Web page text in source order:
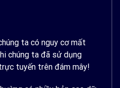
ta có nguy cơ mất
chúng ta đã sử dụng
tuyến trên đám mây!